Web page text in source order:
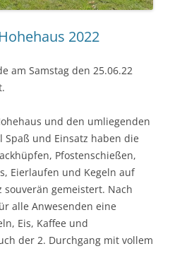
2022
am Samstag den 25.06.22
und den umliegenden
und Einsatz haben die
Pfostenschießen,
Eierlaufen und Kegeln auf
gemeistert. Nach
alle Anwesenden eine
Eis, Kaffee und
der 2. Durchgang mit vollem